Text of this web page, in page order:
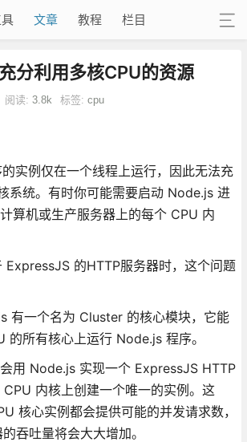
文章 教程 栏目
分利用多核CPU的资源
阅读: 3.8k 标签: cpu
实例仅在一个线程上运行，因此无法充
系统。有时你可能需要启动 Node.js 进
算机或生产服务器上的每个 CPU 内
ExpressJS 的HTTP服务器时，这个问题
有一个名为 Cluster 的核心模块，它能
的所有核心上运行 Node.js 程序。
用 Node.js 实现一个 ExpressJS HTTP
内核上创建一个唯一的实例。这
核心实例都会提供可能的并发请求数，
吞吐量将会大大增加。